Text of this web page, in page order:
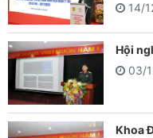
14/
Hội
03/
Khoa